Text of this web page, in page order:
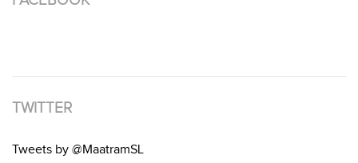
TWITTER
Tweets by @MaatramSL